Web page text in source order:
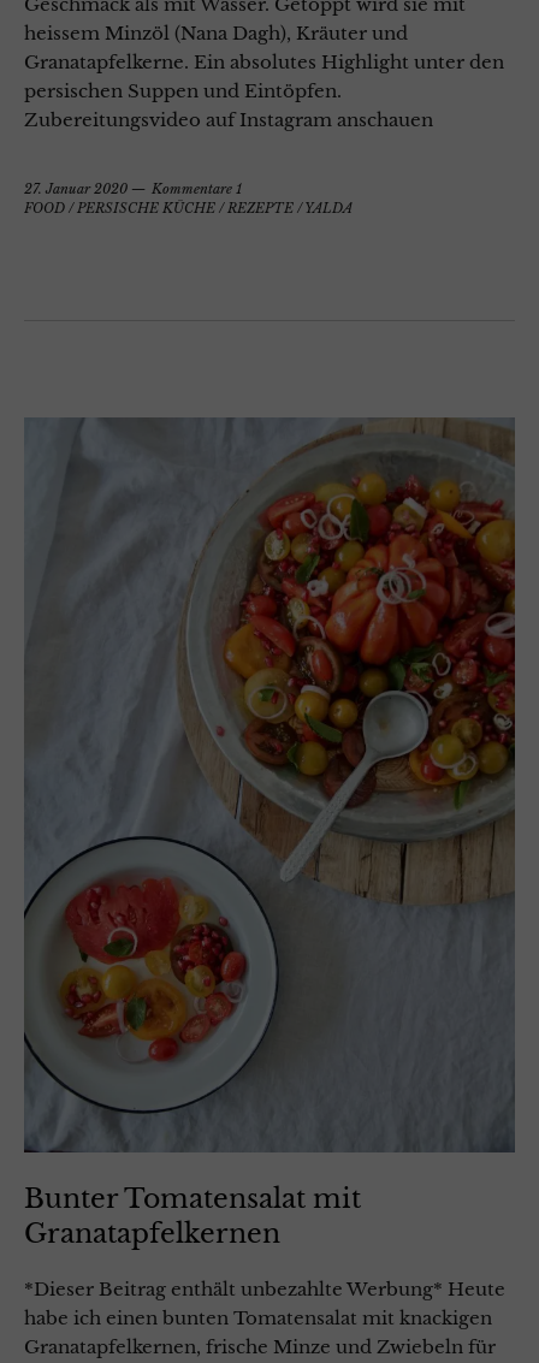
heissem Minzöl (Nana Dagh), Kräuter und
Granatapfelkerne. Ein absolutes Highlight unter den
persischen Suppen und Eintöpfen.
Zubereitungsvideo auf Instagram anschauen
27. Januar 2020
Kommentare 1
FOOD / PERSISCHE KÜCHE / REZEPTE /YALDA
Bunter Tomatensalat mit
Granatapfelkernen
*Dieser Beitrag enthält unbezahlte Werbung* Heute
habe ich einen bunten Tomatensalat mit knackigen
Granatapfelkernen, frische Minze und Zwiebeln für